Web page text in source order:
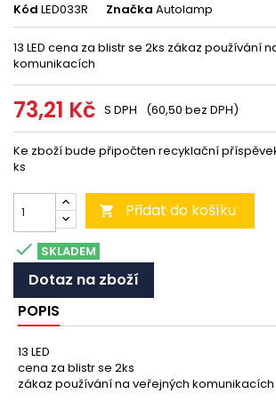
Kód LED033R Značka Autolamp
13 LED cena za blistr se 2ks zákaz používání
komunikacích
73,21 Kč S DPH (60,50 bez DPH)
Ke zboží bude připočten recyklační příspěvek
ks
 Přidat do košíku
 SKLADEM
Dotaz na zboží
POPIS
13 LED
cena za blistr se 2ks
zákaz používání na veřejných komunikacích